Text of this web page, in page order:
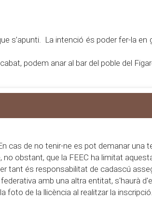
s’apunti. La intenció és poder fer-la en
podem anar al bar del poble del
cas de no tenir-ne es pot demanar una
obstant, que la FEEC ha limitat
tant és responsabilitat de cadascú
amb una altra entitat, s'haurà
foto de la llicència al realitzar la inscripció.